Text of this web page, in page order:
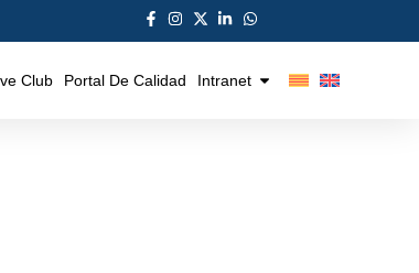
Club Portal De Calidad Intranet